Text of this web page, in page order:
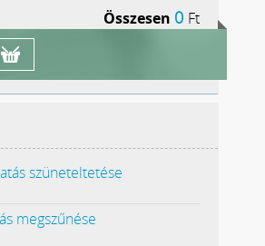
Összesen 0 Ft
szüneteltetése
megszűnése